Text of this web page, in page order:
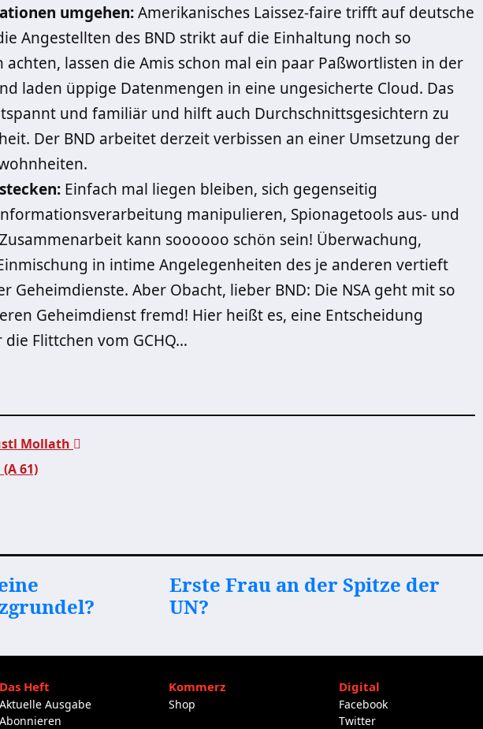
umgehen:Amerikanisches Laissez-faire trifft auf deutsche
Angestellten des BND strikt auf die Einhaltung noch so
achten, lassen die Amis schon mal ein paar Paßwortlisten in der
laden üppige Datenmengen in eine ungesicherte Cloud. Das
und familiär und hilft auch Durchschnittsgesichtern zu
Der BND arbeitet derzeit verbissen an einer Umsetzung der
Einfach mal liegen bleiben, sich gegenseitig
manipulieren, Spionagetools aus- und
kann soooooo schön sein! Überwachung,
in intime Angelegenheiten des je anderen vertieft
Geheimdienste. Aber Obacht, lieber BND: Die NSA geht mit so
Geheimdienst fremd! Hier heißt es, eine Entscheidung
Flittchen vom GCHQ…
Mollath
61)
Erste Frau an der Spitze der
UN?
Das Heft
Aktuelle Ausgabe
Abonnieren
Kommerz
Shop
Digital
Facebook
Twitter